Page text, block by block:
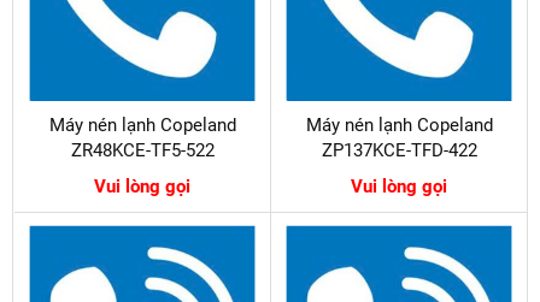
Máy nén lạnh Copeland
ZR48KCE-TF5-522
Vui lòng gọi
Máy nén lạnh Copeland
ZP137KCE-TFD-422
Vui lòng gọi